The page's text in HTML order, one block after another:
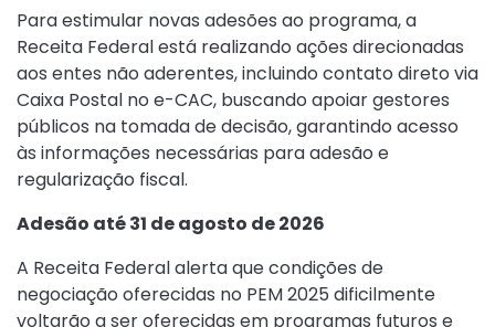
Para estimular novas adesões ao programa, a
Receita Federal está realizando ações direcionadas
aos entes não aderentes, incluindo contato direto via
Caixa Postal no e-CAC, buscando apoiar gestores
públicos na tomada de decisão, garantindo acesso
às informações necessárias para adesão e
regularização fiscal.
Adesão até 31 de agosto de 2026
A Receita Federal alerta que condições de
negociação oferecidas no PEM 2025 dificilmente
voltarão a ser oferecidas em programas futuros e